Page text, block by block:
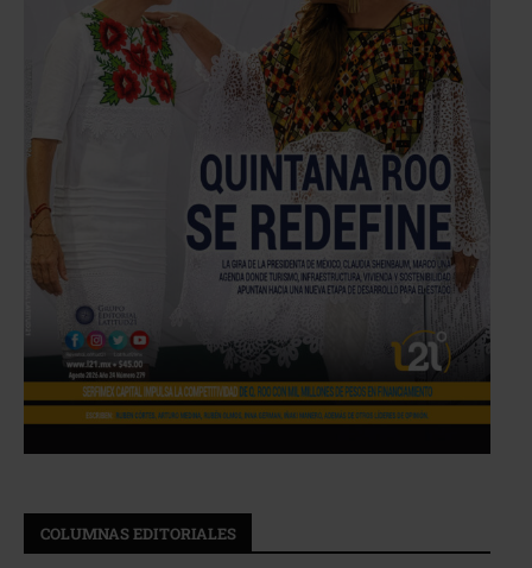
COLUMNAS EDITORIALES